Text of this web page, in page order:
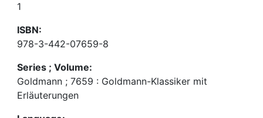
1
ISBN:
978-3-442-07659-8
Series ; Volume:
Goldmann ; 7659 : Goldmann-Klassiker mit
Erläuterungen